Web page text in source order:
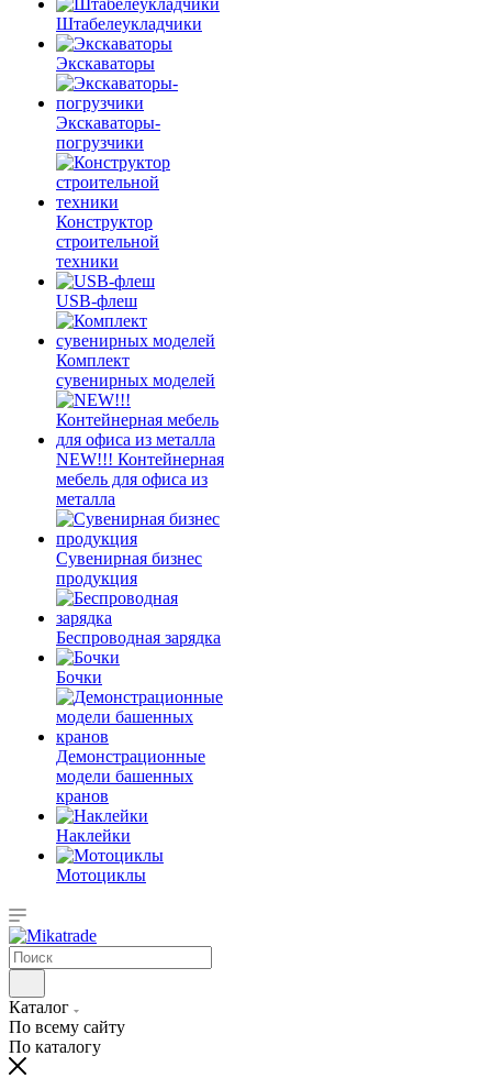
Штабелеукладчики
Экскаваторы
Экскаваторы-
погрузчики
Конструктор
строительной
техники
USB-флеш
Комплект
сувенирных моделей
NEW!!! Контейнерная
мебель для офиса из
металла
Сувенирная бизнес
продукция
Беспроводная зарядка
Бочки
Демонстрационные
модели башенных
кранов
Наклейки
Мотоциклы
Каталог
По всему сайту
По каталогу